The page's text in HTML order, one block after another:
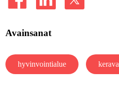
Avainsanat
hyvinvointialue kerava